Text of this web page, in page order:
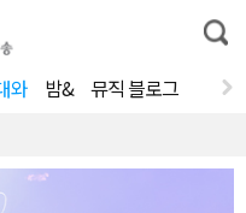
통
합
와 밤& 뮤직 블로그